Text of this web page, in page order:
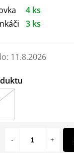
11.8.2026
4 ks
3 ks